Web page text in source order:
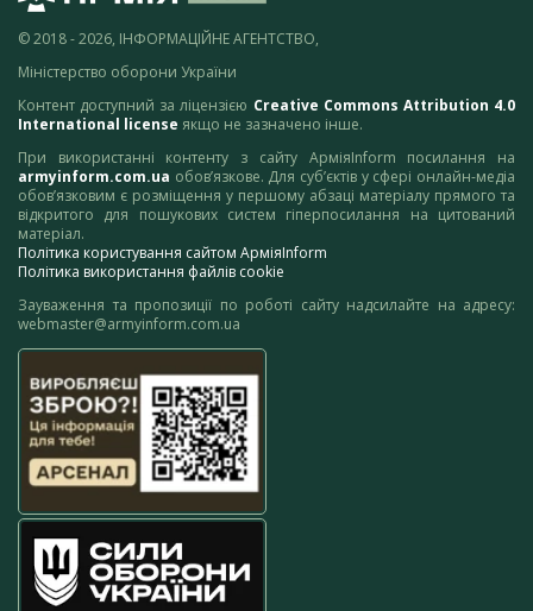
© 2018 - 2026, ІНФОРМАЦІЙНЕ АГЕНТСТВО,
Міністерство оборони України
Контент доступний за ліцензією Creative Commons Attribution 4.0
International license якщо не зазначено інше.
При використанні контенту з сайту АрміяInform посилання на
armyinform.com.ua обов’язкове. Для суб’єктів у сфері онлайн-медіа
обов’язковим є розміщення у першому абзаці матеріалу прямого та
відкритого для пошукових систем гіперпосилання на цитований
матеріал.
Політика користування сайтом АрміяInform
Політика використання файлів cookie
Зауваження та пропозиції по роботі сайту надсилайте на адресу:
webmaster@armyinform.com.ua